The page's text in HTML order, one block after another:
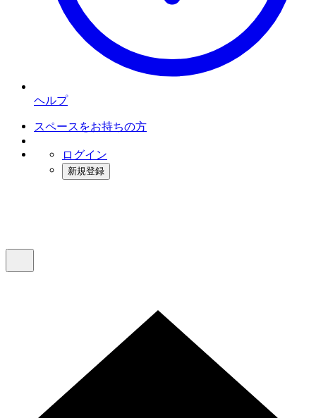
ヘルプ
スペースをお持ちの方
ログイン
新規登録